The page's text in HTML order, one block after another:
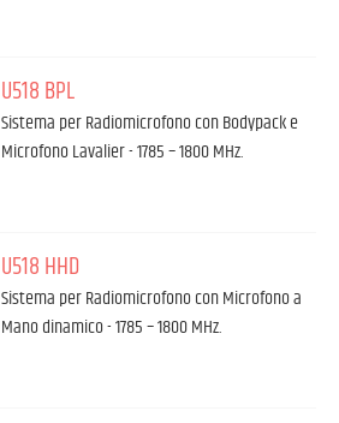
U518 BPL
Sistema per Radiomicrofono con Bodypack e
Microfono Lavalier - 1785 – 1800 MHz.
U518 HHD
Sistema per Radiomicrofono con Microfono a
Mano dinamico - 1785 – 1800 MHz.